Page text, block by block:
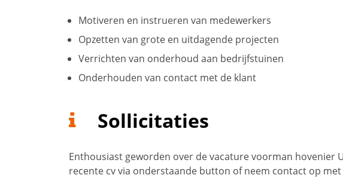
Motiveren en instrueren van medewerkers
Opzetten van grote en uitdagende projecten
Verrichten van onderhoud aan bedrijfstuinen
Onderhouden van contact met de klant
Sollicitaties
Enthousiast geworden over de vacature voorman hovenier
recente cv via onderstaande button of neem contact op